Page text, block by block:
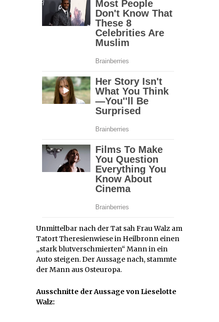
Unmittelbar nach der Tat sah Frau Walz am
Tatort Theresienwiese in Heilbronn einen
„stark blutverschmierten“ Mann in ein
Auto steigen. Der Aussage nach, stammte
der Mann aus Osteuropa.
Ausschnitte der Aussage von Lieselotte
Walz: